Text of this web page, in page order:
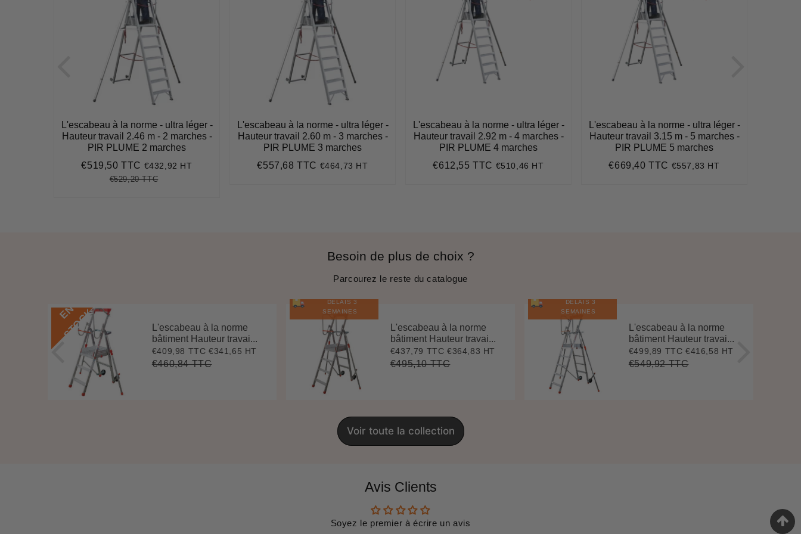
L'escabeau à la norme - ultra léger -
Hauteur travail 2.46 m - 2 marches -
PIR PLUME 2 marches
Prix
€519,50 TTC €519,50
€432,92 HT
Prix
€529,20 TTC€529,20
L'escabeau à la norme - ultra léger -
Hauteur travail 2.60 m - 3 marches -
PIR PLUME 3 marches
Prix
€557,68 TTC €557,68
€464,73 HT
L'escabeau à la norme - ultra léger -
Hauteur travail 2.92 m - 4 marches -
PIR PLUME 4 marches
Prix
€612,55 TTC €612,55
€510,46 HT
L'escabeau à la norme - ultra léger -
Hauteur travail 3.15 m - 5 marches -
PIR PLUME 5 marches
Prix
€669,40 TTC €669,40
€557,83 HT
Besoin de plus de choix ?
Parcourez le reste du catalogue
E
N
S
T
O
C
K
L'escabeau à la norme
bâtiment Hauteur travai...
Prix
réduit
€409,98 TTC €409,98
€341,65 HT
Prix
€460,84 TTC€460,84
DÉLAIS 3
SEMAINES
L'escabeau à la norme
bâtiment Hauteur travai...
Prix
réduit
€437,79 TTC €437,79
€364,83 HT
Prix
€495,10 TTC€495,10
DÉLAIS 3
SEMAINES
L'escabeau à la norme
bâtiment Hauteur travai...
Prix
réduit
€499,89 TTC €499,89
€416,58 HT
Prix
€549,92 TTC€549,92
Voir toute la collection
Avis Clients
Soyez le premier à écrire un avis